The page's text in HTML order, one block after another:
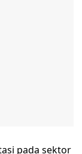
pada sektor